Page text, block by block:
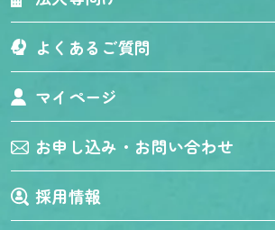
よくあるご質問
マイページ
お申し込み・お問い合わせ
採用情報